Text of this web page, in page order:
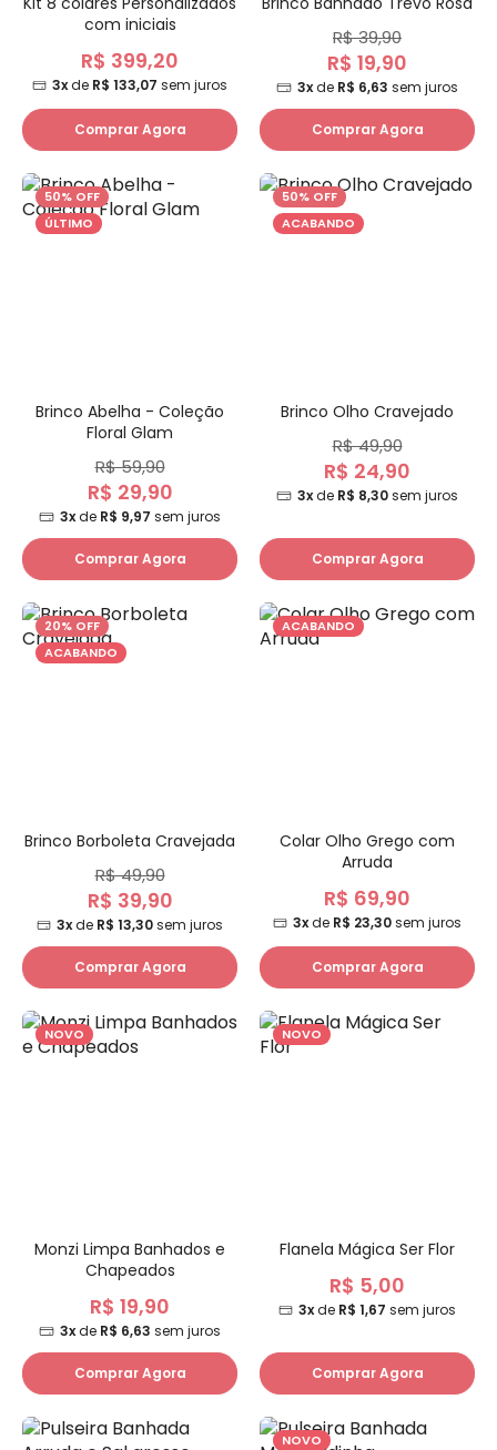
com iniciais
R$ 399,20
3xde R$ 133,07 sem juros
Comprar Agora
R$ 39,90
R$ 19,90
3xde R$ 6,63 sem juros
Comprar Agora
50% OFF
ÚLTIMO
Brinco Abelha - Coleção
Floral Glam
R$ 59,90
R$ 29,90
3xde R$ 9,97 sem juros
Comprar Agora
50% OFF
ACABANDO
Brinco Olho Cravejado
R$ 49,90
R$ 24,90
3xde R$ 8,30sem juros
Comprar Agora
20% OFF
ACABANDO
Brinco Borboleta Cravejada
R$ 49,90
R$ 39,90
3xde R$ 13,30sem juros
Comprar Agora
ACABANDO
Colar Olho Grego com
Arruda
R$ 69,90
3xde R$ 23,30sem juros
Comprar Agora
NOVO
Monzi Limpa Banhados e
Chapeados
R$ 19,90
3xde R$ 6,63 sem juros
Comprar Agora
NOVO
Flanela Mágica Ser Flor
R$ 5,00
3xde R$ 1,67 sem juros
Comprar Agora
NOVO